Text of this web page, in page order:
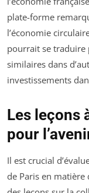
plate-forme
l’économie
pourrait se traduire
similaires dans
investissements
Les leçons
pour
Il est crucial
de Paris en matière